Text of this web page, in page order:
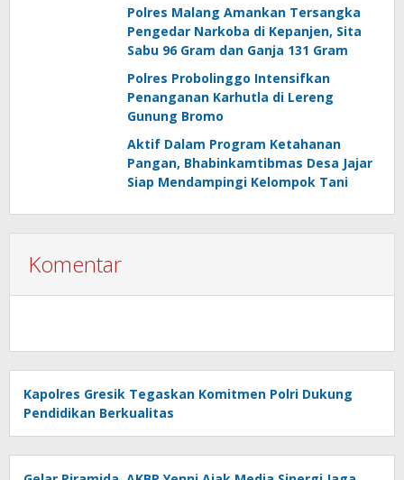
Polres Malang Amankan Tersangka
Pengedar Narkoba di Kepanjen, Sita
Sabu 96 Gram dan Ganja 131 Gram
Polres Probolinggo Intensifkan
Penanganan Karhutla di Lereng
Gunung Bromo
Aktif Dalam Program Ketahanan
Pangan, Bhabinkamtibmas Desa Jajar
Siap Mendampingi Kelompok Tani
Komentar
Kapolres Gresik Tegaskan Komitmen Polri Dukung
Pendidikan Berkualitas